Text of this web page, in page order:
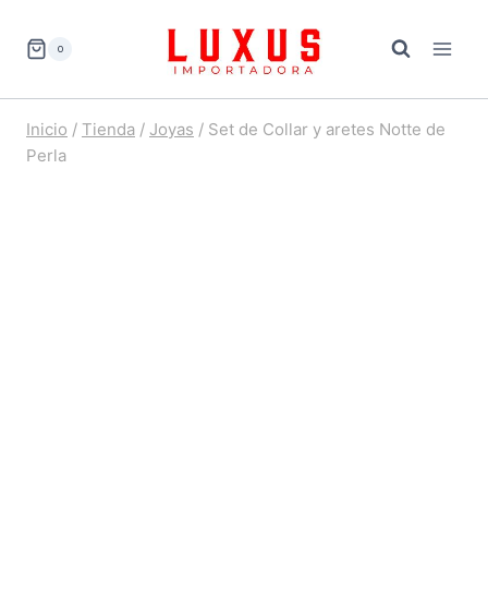
0
Inicio / Tienda / Joyas / Set de Collar y aretes Notte de
Perla